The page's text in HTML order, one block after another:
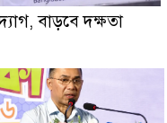
বাড়বে দক্ষতা